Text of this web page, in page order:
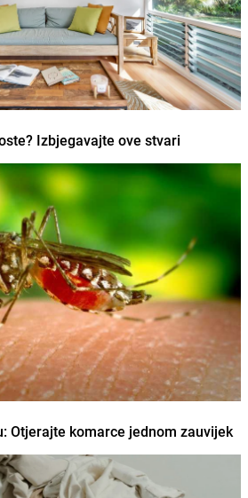
Izbjegavajte ove stvari
Otjerajte komarce jednom zauvijek